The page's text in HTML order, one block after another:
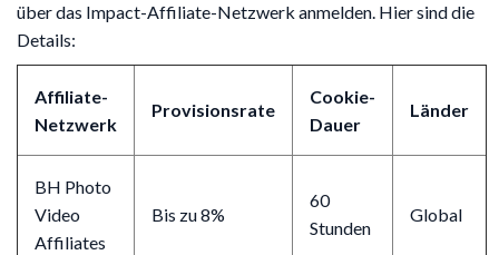
über das Impact-Affiliate-Netzwerk anmelden. Hier sind die
Details:
Affiliate-
Netzwerk
Provisionsrate
Cookie-
Dauer
Länder
BH Photo
Video
Affiliates
Bis zu 8%
60
Stunden
Global